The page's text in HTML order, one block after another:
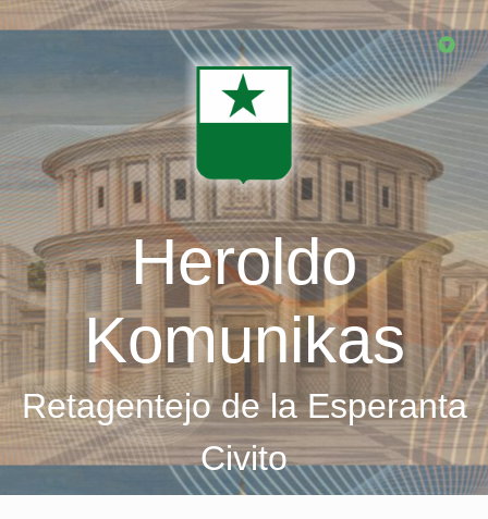
Skip
Heroldo
Komunikas
Retagentejo de la Esperanta
Civito